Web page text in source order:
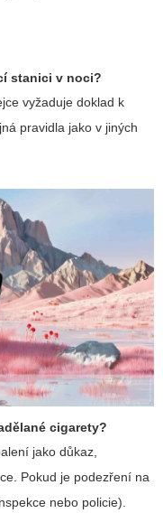
stanici v noci?
vyžaduje doklad k
pravidla jako v jiných
cigarety?
jako důkaz,
Pokud je podezření na
nebo policie).